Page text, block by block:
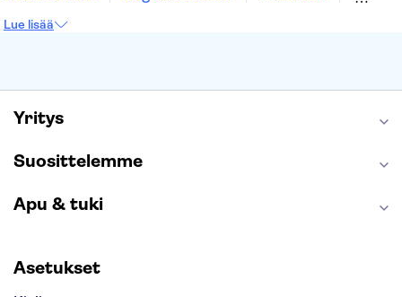
Keukenhof
Lue lisää
Yritys
Suosittelemme
Apu & tuki
Asetukset